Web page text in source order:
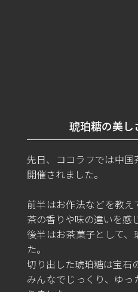
琥珀糖の美し
先日、ココラフでは中
開催されました。
前半はお作法などを教
茶の香りや味の違いを感
後半はお茶菓子として
た。
切り出した琥珀糖は宝
みんなでじっくり、ゆ